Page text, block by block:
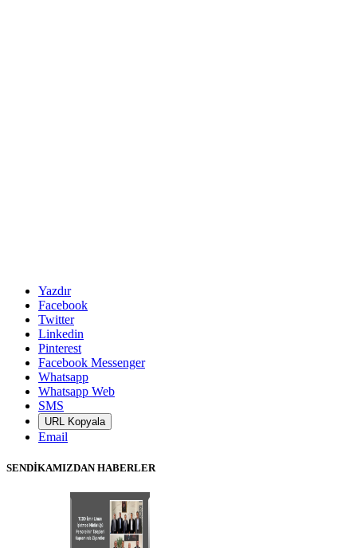
Yazdır
Facebook
Twitter
Linkedin
Pinterest
Facebook Messenger
Whatsapp
Whatsapp Web
SMS
URL Kopyala
Email
SENDİKAMIZDAN HABERLER